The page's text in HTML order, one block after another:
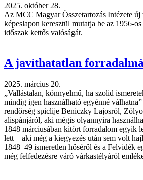
2025. október 28.
Az MCC Magyar Összetartozás Intézete új
képeslapon keresztül mutatja be az 1956-
időszak kettős valóságát.
A javíthatatlan
2025. március 20.
„Vallástalan, könnyelmű, ha szolid
mindig igen használható egyénné
rendőrség spiclije Beniczky Lajosról,
alispánjáról, aki mégis olyannyira
1848 márciusában kitört forradalom egyik
lett – aki még a kiegyezés után sem volt
1848–49 ismeretlen hőséről és a Felvidék
még felfedezésre váró várkastélyáról